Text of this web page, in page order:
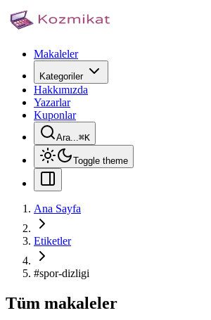
Makaleler
Kategoriler
Hakkımızda
Yazarlar
Kuponlar
Ara...⌘K
Toggle theme
Ana Sayfa
Etiketler
#spor-dizligi
Tüm makaleler